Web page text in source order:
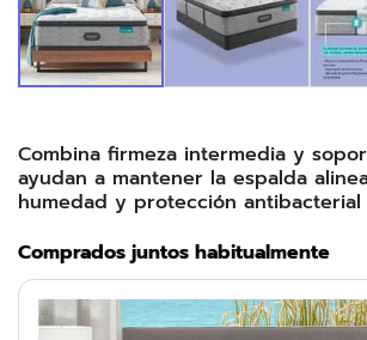
Combina firmeza intermedia y
ayudan a mantener la espalda
humedad y protección
Comprados juntos habitualmente